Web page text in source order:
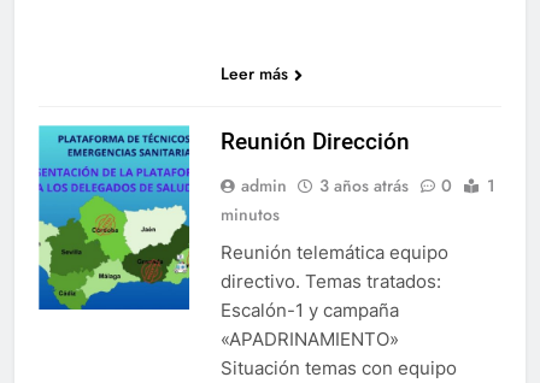
Leer más
Reunión Dirección
admin 3 años atrás 0
1
minutos
Reunión telemática equipo
directivo. Temas tratados:
Escalón-1 y campaña
«APADRINAMIENTO»
Situación temas con equipo